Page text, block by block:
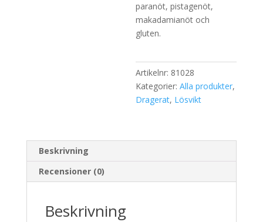
paranöt, pistagenöt,
makadamianöt och
gluten.
Artikelnr: 81028
Kategorier:Alla produkter,
Dragerat, Lösvikt
Beskrivning
Recensioner (0)
Beskrivning